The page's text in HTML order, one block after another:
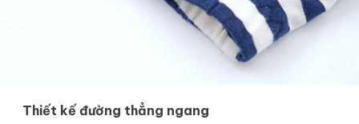
Thiết kế đường thẳng ngang